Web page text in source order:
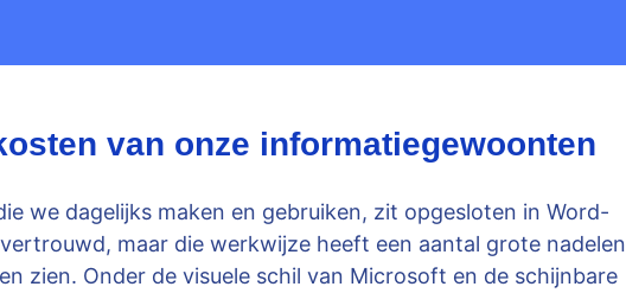
van onze informatiegewoonten
we dagelijks maken en gebruiken, zit opgesloten in Word-
maar die werkwijze heeft een aantal grote nadelen
zien. Onder de visuele schil van Microsoft en de schijnbare